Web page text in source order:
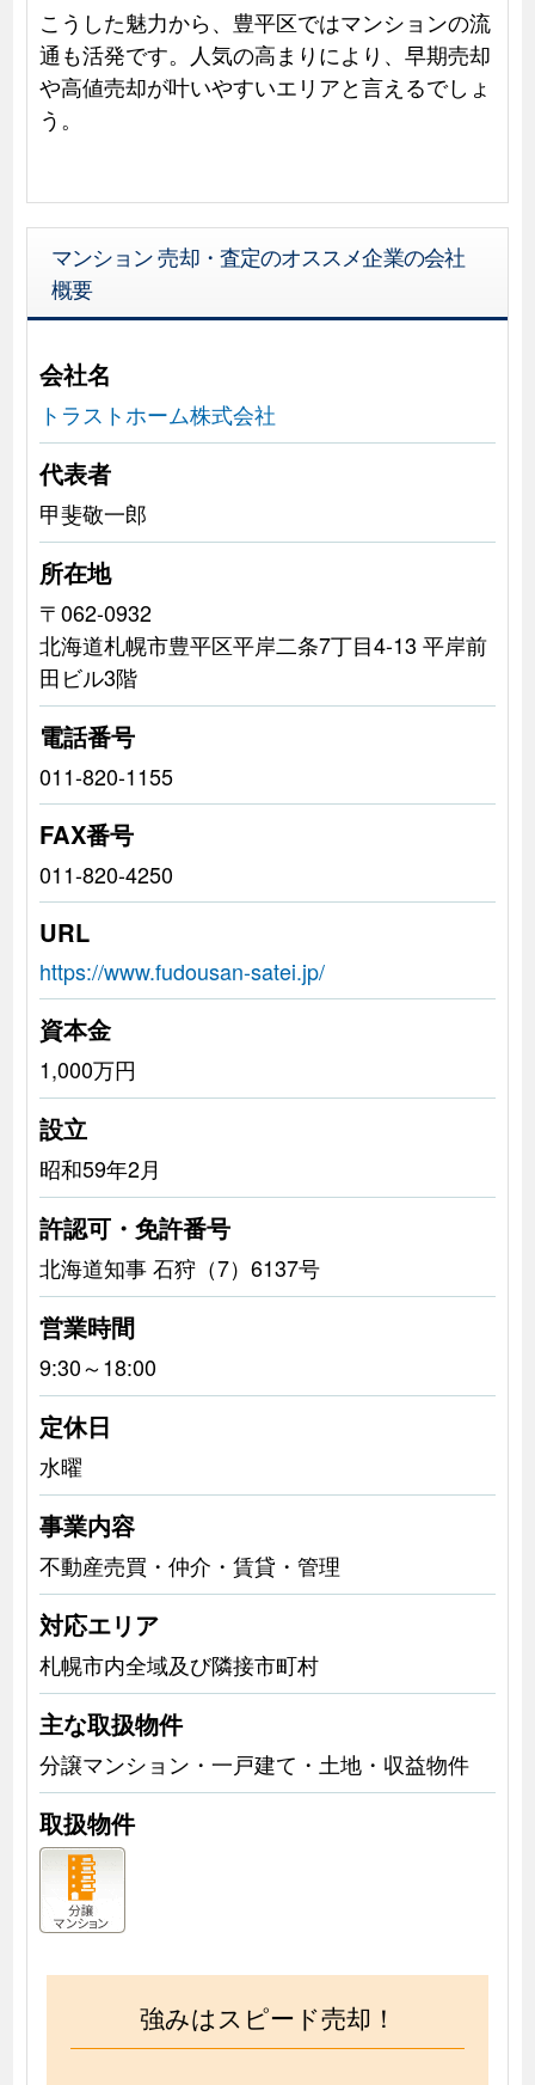
こうした魅力から、豊平区ではマンションの流
通も活発です。人気の高まりにより、早期売却
や高値売却が叶いやすいエリアと言えるでしょ
う。
マンション 売却・査定のオススメ企業の会社
概要
会社名
トラストホーム株式会社
代表者
甲斐敬一郎
所在地
〒062-0932
北海道札幌市豊平区平岸二条7丁目4-13 平岸前
田ビル3階
電話番号
011-820-1155
FAX番号
011-820-4250
URL
https://www.fudousan-satei.jp/
資本金
1,000万円
設立
昭和59年2月
許認可・免許番号
北海道知事 石狩（7）6137号
営業時間
9:30～18:00
定休日
水曜
事業内容
不動産売買・仲介・賃貸・管理
対応エリア
札幌市内全域及び隣接市町村
主な取扱物件
分譲マンション・一戸建て・土地・収益物件
取扱物件
強みはスピード売却！